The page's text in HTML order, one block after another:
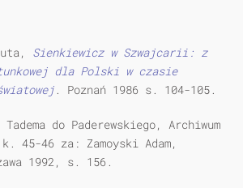
Sienkiewicz w Szwajcarii: z
dla Polski w czasie
. Poznań 1986 s. 104-105.
Tadema do Paderewskiego, Archiwum
45-46 za: Zamoyski Adam,
1992, s. 156.